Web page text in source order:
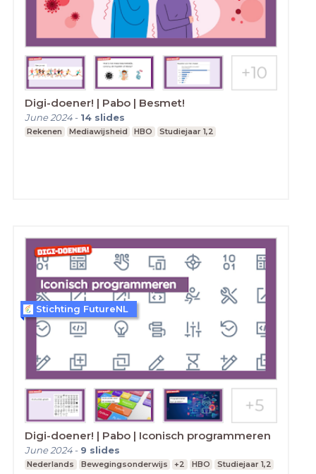
Digi-doener! | Pabo | Besmet!
June 2024- 14 slides
Rekenen Mediawijsheid HBO Studiejaar 1,2
Digi-doener! | Pabo | Iconisch programmeren
June 2024- 9 slides
Nederlands Bewegingsonderwijs +2 HBO Studiejaar 1,2
Stichting FutureNL